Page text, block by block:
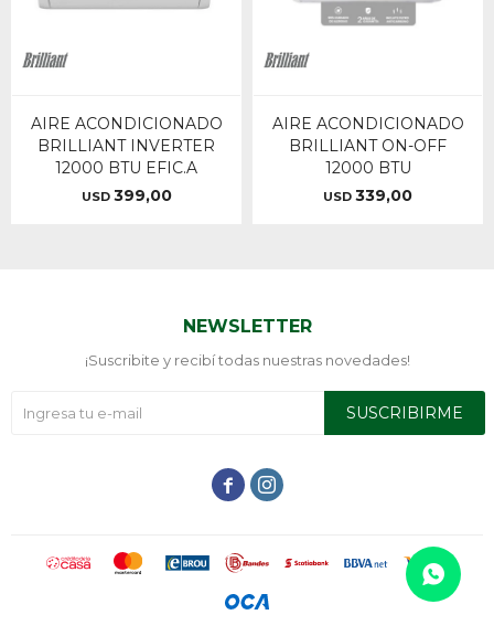
AIRE ACONDICIONADO
BRILLIANT INVERTER
12000 BTU EFIC.A
USD 399,00
AIRE ACONDICIONADO
BRILLIANT ON-OFF
12000 BTU
USD 339,00
NEWSLETTER
¡Suscribite y recibí todas nuestras novedades!
SUSCRIBIRME
 